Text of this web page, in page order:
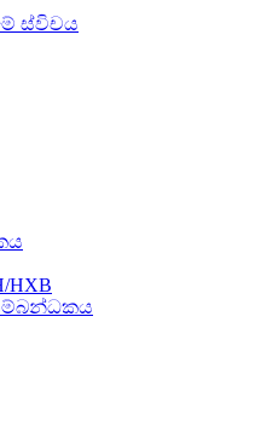
ස්විචය
HXB